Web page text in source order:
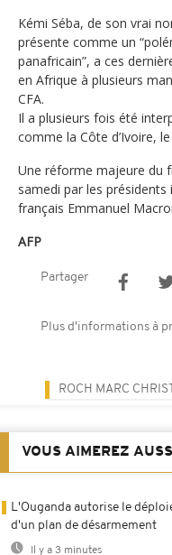
Kémi Séba, de son vrai
présente comme un
panafricain”, a ces
en Afrique à plusieurs
CFA.
Il a plusieurs fois été
comme la Côte d’Ivoire,
Une réforme majeure du
samedi par les
français Emmanuel
AFP
Partager
Plus d'informations à
ROCH MARC
VOUS AIMEREZ
L'Ouganda autorise le
d'un plan de désarmement
Il y a 3 minutes